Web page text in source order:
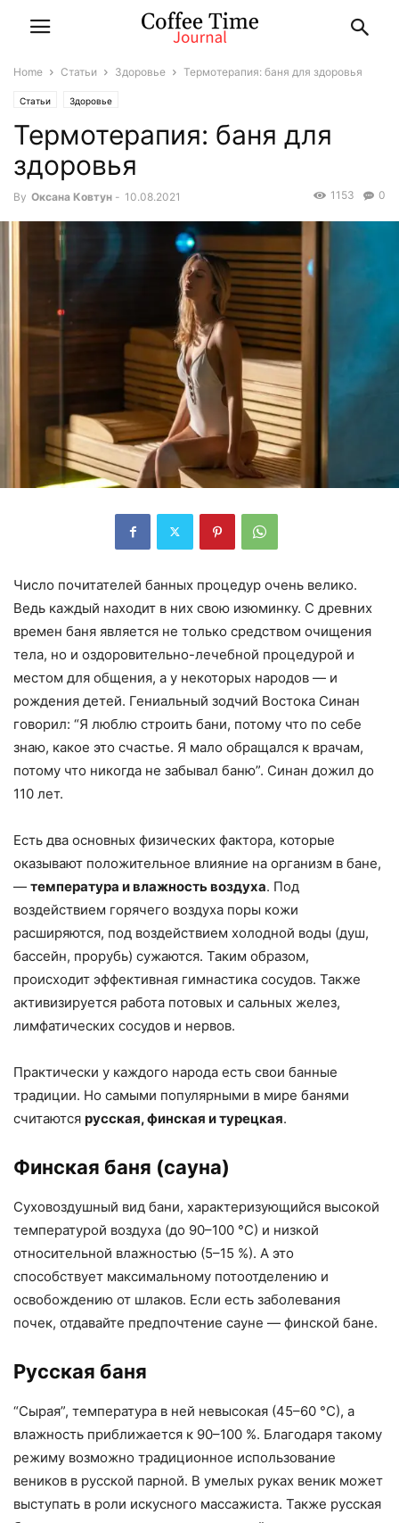
Home Статьи Здоровье Термотерапия: баня для здоровья
Статьи Здоровье
Термотерапия: баня для
здоровья
By Оксана Ковтун - 10.08.2021 0
1153
Число почитателей банных процедур очень велико.
Ведь каждый находит в них свою изюминку. С древних
времен баня является не только средством очищения
тела, но и оздоровительно-лечебной процедурой и
местом для общения, а у некоторых народов — и
рождения детей. Гениальный зодчий Востока Синан
говорил: “Я люблю строить бани, потому что по себе
знаю, какое это счастье. Я мало обращался к врачам,
потому что никогда не забывал баню”. Синан дожил до
110 лет.
Есть два основных физических фактора, которые
оказывают положительное влияние на организм в бане,
— температура и влажность воздуха. Под
воздействием горячего воздуха поры кожи
расширяются, под воздействием холодной воды (душ,
бассейн, прорубь) сужаются. Таким образом,
происходит эффективная гимнастика сосудов. Также
активизируется работа потовых и сальных желез,
лимфатических сосудов и нервов.
Практически у каждого народа есть свои банные
традиции. Но самыми популярными в мире банями
считаются русская, финская и турецкая.
Финская баня (сауна)
Суховоздушный вид бани, характеризующийся высокой
температурой воздуха (до 90–100 °С) и низкой
относительной влажностью (5–15 %). А это
способствует максимальному потоотделению и
освобождению от шлаков. Если есть заболевания
почек, отдавайте предпочтение сауне — финской бане.
Русская баня
“Сырая”, температура в ней невысокая (45–60 °С), а
влажность приближается к 90–100 %. Благодаря такому
режиму возможно традиционное использование
веников в русской парной. В умелых руках веник может
выступать в роли искусного массажиста. Также русская